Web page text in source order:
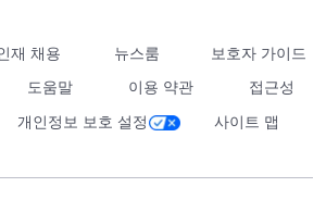
재 채용 뉴스룸
보호자 가이드
도움말 이용 약관
접근성
개인정보 보호 설정 사이트 맵